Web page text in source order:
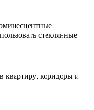
стеклянные
квартиру, коридоры и